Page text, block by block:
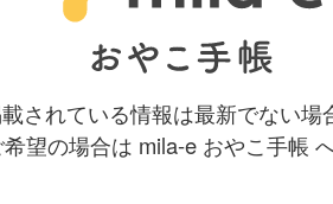
されている情報は最新でない場
望の場合は mila-e おやこ手帳